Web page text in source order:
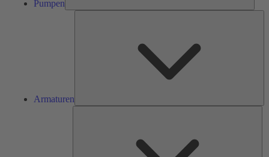
Pumpen
Armaturen